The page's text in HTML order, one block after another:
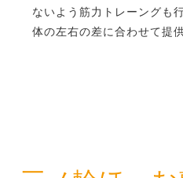
ないよう筋力トレーングも
体の左右の差に合わせて提